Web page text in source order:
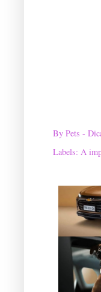
By Pets -
Labels: A